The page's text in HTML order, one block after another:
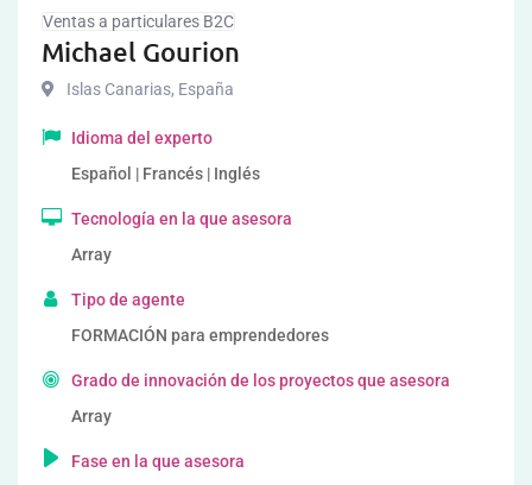
Ventas a particulares B2C
Michael Gourion
Islas Canarias, España
Idioma del experto
Español | Francés | Inglés
Tecnología en la que asesora
Array
Tipo de agente
FORMACIÓN para emprendedores
Grado de innovación de los proyectos que asesora
Array
Fase en la que asesora